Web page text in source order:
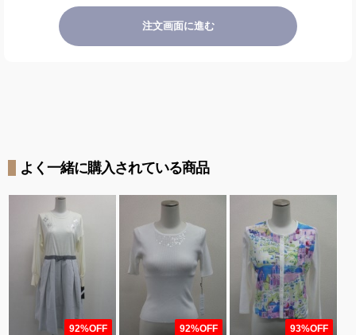
注文画面に進む
よく一緒に購入されている商品
92%OFF 92%OFF 93%OFF